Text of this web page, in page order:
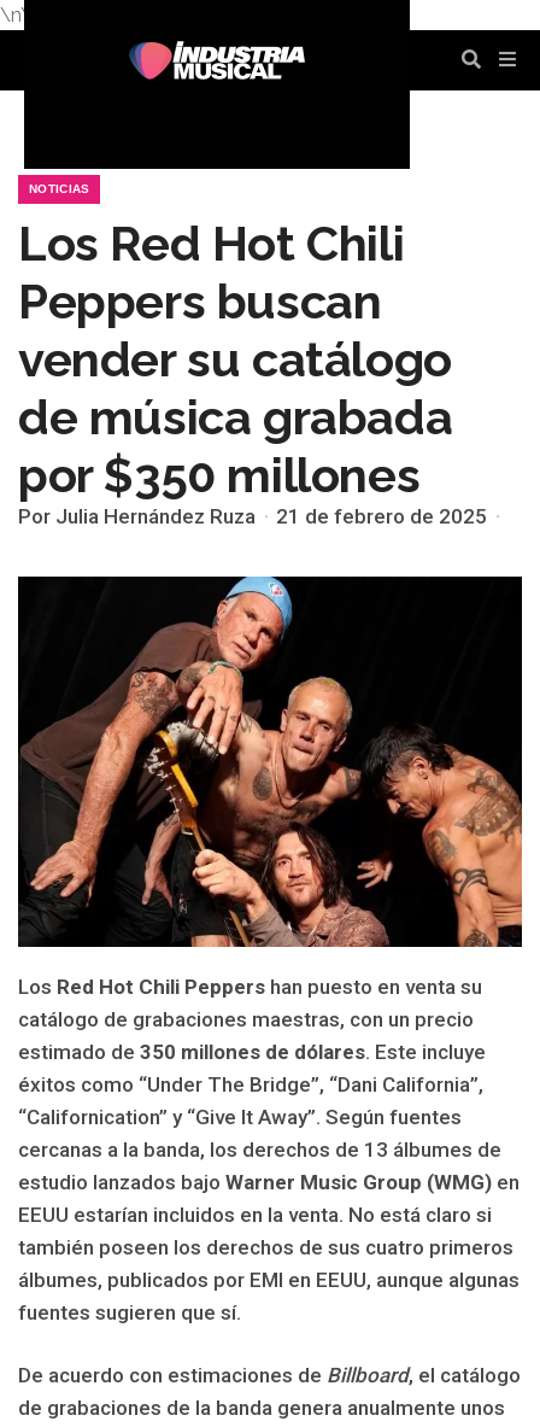
\n\n
NOTICIAS
Los Red Hot Chili
Peppers buscan
vender su catálogo
de música grabada
por $350 millones
Por Julia Hernández Ruza 21 de febrero de 2025
Los Red Hot Chili Peppers han puesto en venta su
catálogo de grabaciones maestras, con un precio
estimado de 350 millones de dólares. Este incluye
éxitos como “Under The Bridge”, “Dani California”,
“Californication” y “Give It Away”. Según fuentes
cercanas a la banda, los derechos de 13 álbumes de
estudio lanzados bajo Warner Music Group (WMG) en
EEUU estarían incluidos en la venta. No está claro si
también poseen los derechos de sus cuatro primeros
álbumes, publicados por EMI en EEUU, aunque algunas
fuentes sugieren que sí.
De acuerdo con estimaciones de Billboard, el catálogo
de grabaciones de la banda genera anualmente unos